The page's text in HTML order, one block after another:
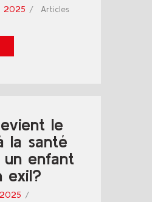
2025 Articles
le
la santé
un enfant
exil?